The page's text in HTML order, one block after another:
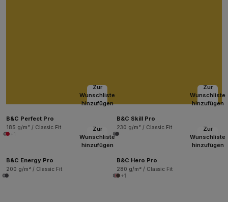
Zur
Wunschliste
hinzufügen
B&C Perfect Pro
185 g/m² / Classic Fit
+1
Zur
Wunschliste
hinzufügen
B&C Skill Pro
230 g/m² / Classic Fit
Zur
Wunschliste
hinzufügen
B&C Energy Pro
200 g/m² / Classic Fit
Zur
Wunschliste
hinzufügen
B&C Hero Pro
280 g/m² / Classic Fit
+1